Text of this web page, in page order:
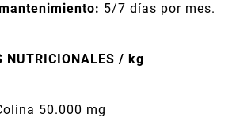
5/7 días por mes.
NUTRICIONALES / kg
50.000 mg